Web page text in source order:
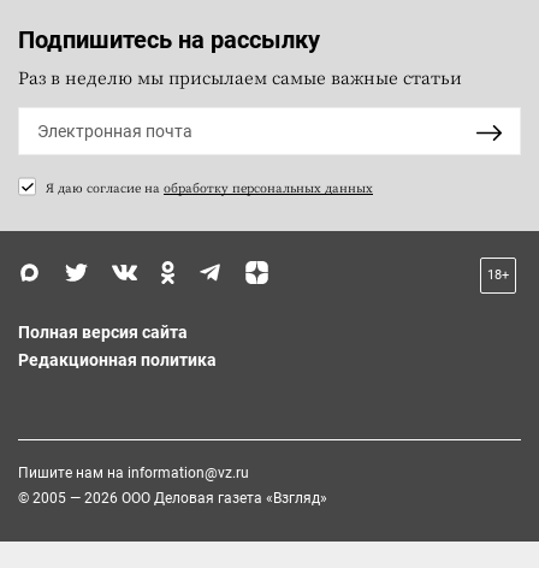
Подпишитесь на рассылку
Раз в неделю мы присылаем самые важные статьи
Я даю согласие на обработку персональных данных
18+
Полная версия сайта
Редакционная политика
Пишите нам на information@vz.ru
© 2005 — 2026 ООО Деловая газета «Взгляд»